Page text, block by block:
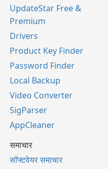
UpdateStar Free &
Premium
Drivers
Product Key Finder
Password Finder
Local Backup
Video Converter
SigParser
AppCleaner
समाचार
सॉफ्टवेयर समाचार